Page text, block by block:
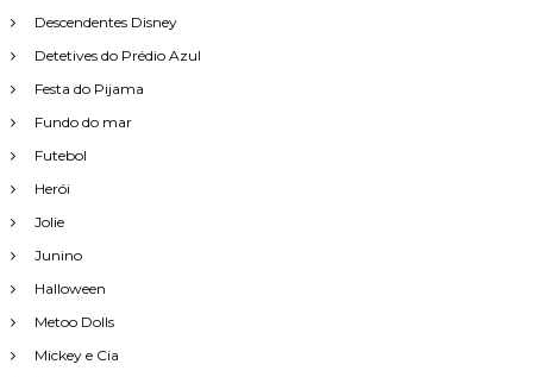
Descendentes Disney
Detetives do Prédio Azul
Festa do Pijama
Fundo do mar
Futebol
Herói
Jolie
Junino
Halloween
Metoo Dolls
Mickey e Cia